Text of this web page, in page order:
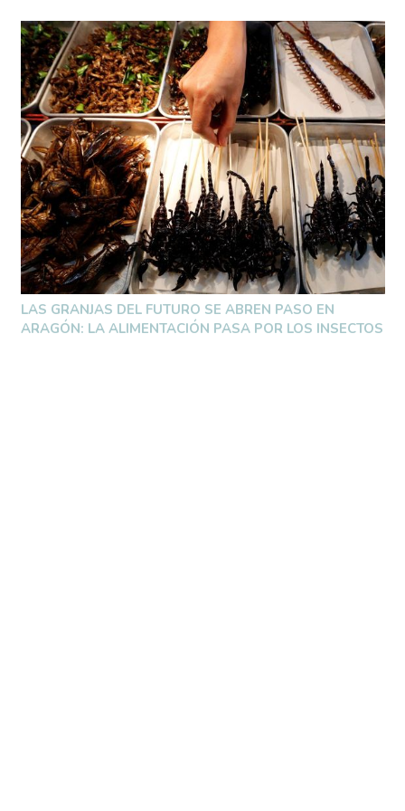
LAS GRANJAS DEL FUTURO SE ABREN PASO EN
ARAGÓN: LA ALIMENTACIÓN PASA POR LOS INSECTOS